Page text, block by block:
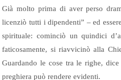
Già molto prima di aver perso
licenziò tutti i dipendenti” – ed
spirituale: cominciò un quindici
faticosamente, si riavvicinò alla
Guardando le cose tra le righe,
preghiera può rendere evidenti.